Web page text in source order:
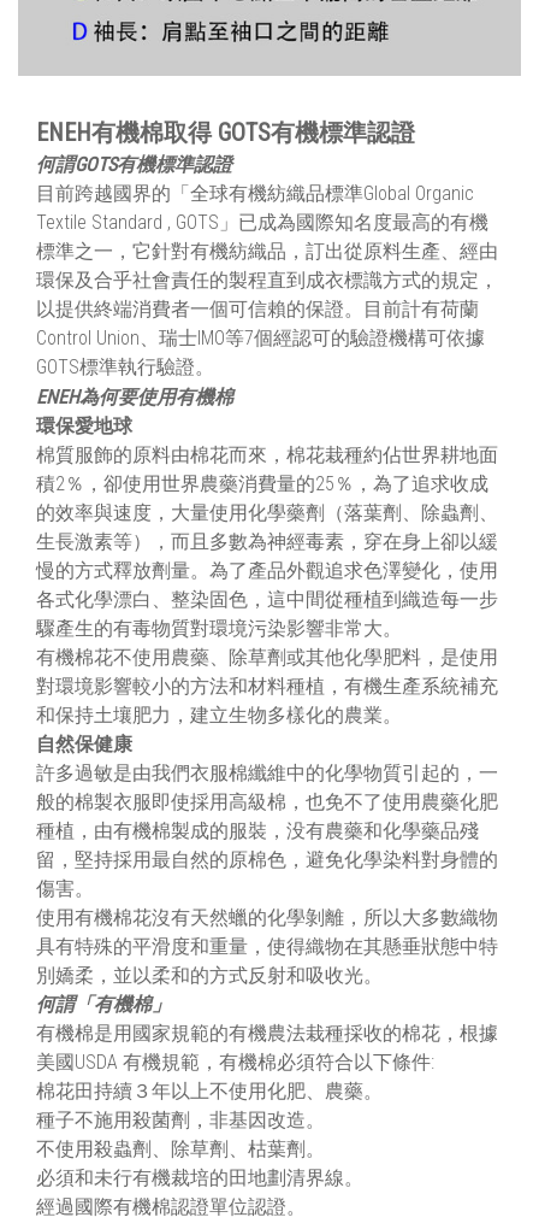
ENEH有機棉取得 GOTS有機標準認證
何謂GOTS有機標準認證
目前跨越國界的「全球有機紡織品標準Global Organic
Textile Standard , GOTS」已成為國際知名度最高的有機
標準之一，它針對有機紡織品，訂出從原料生產、經由
環保及合乎社會責任的製程直到成衣標識方式的規定，
以提供終端消費者一個可信賴的保證。目前計有荷蘭
Control Union、瑞士IMO等7個經認可的驗證機構可依據
GOTS標準執行驗證。
ENEH為何要使用有機棉
環保愛地球
棉質服飾的原料由棉花而來，棉花栽種約佔世界耕地面
積2％，卻使用世界農藥消費量的25％，為了追求收成
的效率與速度，大量使用化學藥劑（落葉劑、除蟲劑、
生長激素等），而且多數為神經毒素，穿在身上卻以緩
慢的方式釋放劑量。為了產品外觀追求色澤變化，使用
各式化學漂白、整染固色，這中間從種植到織造每一步
驟產生的有毒物質對環境污染影響非常大。
有機棉花不使用農藥、除草劑或其他化學肥料，是使用
對環境影響較小的方法和材料種植，有機生產系統補充
和保持土壤肥力，建立生物多樣化的農業。
自然保健康
許多過敏是由我們衣服棉纖維中的化學物質引起的，一
般的棉製衣服即使採用高級棉，也免不了使用農藥化肥
種植，由有機棉製成的服裝，没有農藥和化學藥品殘
留，堅持採用最自然的原棉色，避免化學染料對身體的
傷害。
使用有機棉花沒有天然蠟的化學剝離，所以大多數織物
具有特殊的平滑度和重量，使得織物在其懸垂狀態中特
別嬌柔，並以柔和的方式反射和吸收光。
何謂「有機棉」
有機棉是用國家規範的有機農法栽種採收的棉花，根據
美國USDA 有機規範，有機棉必須符合以下條件:
棉花田持續３年以上不使用化肥、農藥。
種子不施用殺菌劑，非基因改造。
不使用殺蟲劑、除草劑、枯葉劑。
必須和未行有機裁培的田地劃清界線。
經過國際有機棉認證單位認證。